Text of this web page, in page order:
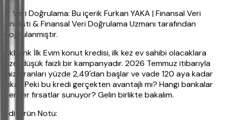
✔ Veri Doğrulama: Bu içerik Furkan YAKA | Finansal Veri
Analisti & Finansal Veri Doğrulama Uzmanı tarafından
doğrulanmıştır.
Akbank İlk Evim konut kredisi, ilk kez ev sahibi olacaklara
özel düşük faizli bir kampanyadır. 2026 Temmuz itibarıyla
faiz oranları yüzde 2,49'dan başlar ve vade 120 aya kadar
çıkar. Peki bu kredi gerçekten avantajlı mı? Hangi bankalar
benzer fırsatlar sunuyor? Gelin birlikte bakalım.
Editörün Notu: